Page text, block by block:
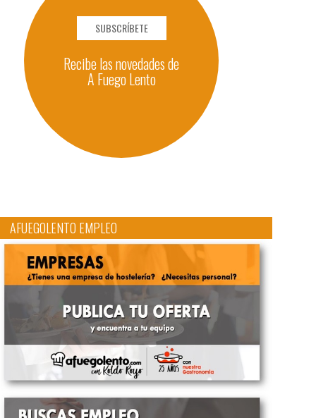
SUBSCRÍBETE
Recibe las novedades de
A Fuego Lento
AFUEGOLENTO EMPLEO